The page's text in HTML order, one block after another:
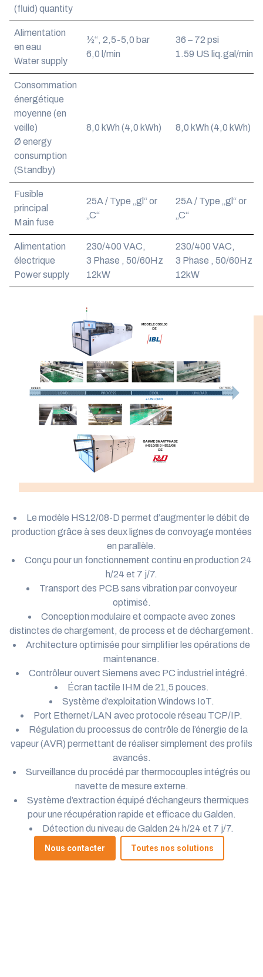
(fluid) quantity
Alimentation
en eau
Water supply
½“, 2,5-5,0 bar
6,0 l/min
36 – 72 psi
1.59 US liq.gal/min
Consommation
énergétique
moyenne (en
veille)
Ø energy
consumption
(Standby)
8,0 kWh (4,0 kWh) 8,0 kWh (4,0 kWh)
Fusible
principal
Main fuse
25A / Type „gl“ or
„C“
25A / Type „gl“ or
„C“
Alimentation
électrique
Power supply
230/400 VAC,
3 Phase , 50/60Hz
12kW
230/400 VAC,
3 Phase , 50/60Hz
12kW
Le modèle HS12/08-D permet d’augmenter le débit de
production grâce à ses deux lignes de convoyage montées
en parallèle.
Conçu pour un fonctionnement continu en production 24
h/24 et 7 j/7.
Transport des PCB sans vibration par convoyeur
optimisé.
Conception modulaire et compacte avec zones
distinctes de chargement, de process et de déchargement.
Architecture optimisée pour simplifier les opérations de
maintenance.
Contrôleur ouvert Siemens avec PC industriel intégré.
Écran tactile IHM de 21,5 pouces.
Système d’exploitation Windows IoT.
Port Ethernet/LAN avec protocole réseau TCP/IP.
Régulation du processus de contrôle de l’énergie de la
vapeur (AVR) permettant de réaliser simplement des profils
avancés.
Surveillance du procédé par thermocouples intégrés ou
navette de mesure externe.
Système d’extraction équipé d’échangeurs thermiques
pour une récupération rapide et efficace du Galden.
Détection du niveau de Galden 24 h/24 et 7 j/7.
Nous contacter Toutes nos solutions